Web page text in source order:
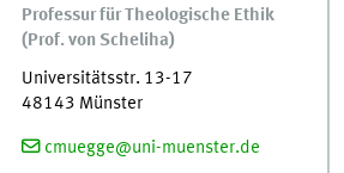
Professur für Theologische Ethik
(Prof. von Scheliha)
Universitätsstr. 13-17
48143 Münster
cmuegge@uni-muenster.de